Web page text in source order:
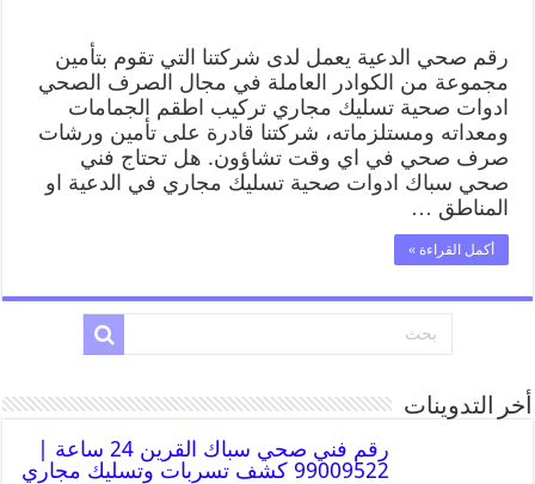
رقم صحي الدعية يعمل لدى شركتنا التي تقوم بتأمين
مجموعة من الكوادر العاملة في مجال الصرف الصحي
ادوات صحية تسليك مجاري تركيب اطقم الجمامات
ومعداته ومستلزماته، شركتنا قادرة على تأمين ورشات
صرف صحي في اي وقت تشاؤون. هل تحتاج فني
صحي سباك ادوات صحية تسليك مجاري في الدعية او
المناطق …
أكمل القراءة »
أخر التدوينات
رقم فني صحي سباك القرين 24 ساعة |
99009522 كشف تسربات وتسليك مجاري